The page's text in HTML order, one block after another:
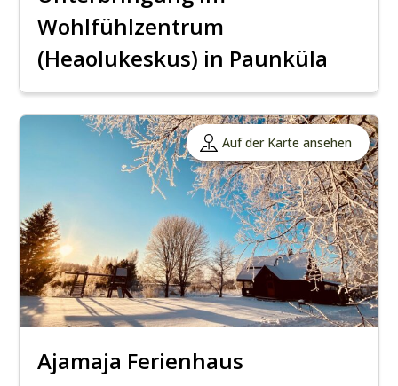
Wohlfühlzentrum
(Heaolukeskus) in Paunküla
Auf der Karte ansehen
Ajamaja Ferienhaus